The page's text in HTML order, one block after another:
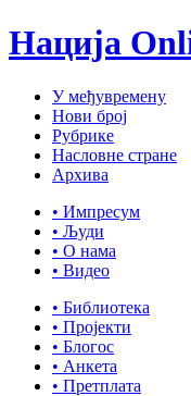
Нација
У међувремену
Нови број
Рубрике
Насловне стране
Архива
• Импресум
• Људи
• О нама
• Видео
• Библиотека
• Пројекти
• Блогос
• Анкета
• Претплата